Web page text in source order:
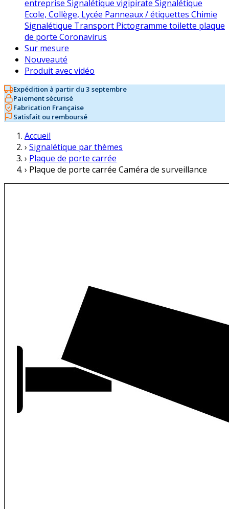
entreprise Signalétique vigipirate Signalétique
Ecole, Collège, Lycée Panneaux / étiquettes Chimie
Signalétique Transport Pictogramme toilette plaque
de porte Coronavirus
Sur mesure
Nouveauté
Produit avec vidéo
Expédition à partir du 3 septembre
Paiement sécurisé
Fabrication Française
Satisfait ou remboursé
Accueil
› Signalétique par thèmes
› Plaque de porte carrée
› Plaque de porte carrée Caméra de surveillance